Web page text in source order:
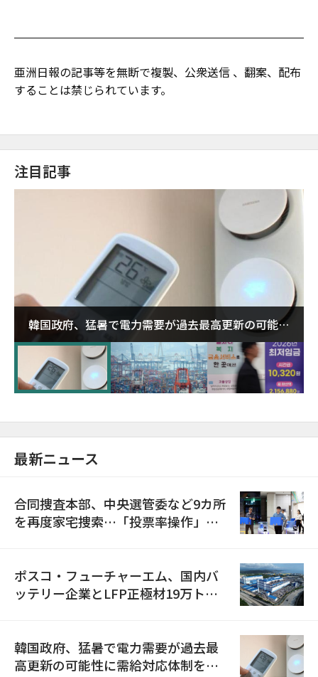
亜洲日報の記事等を無断で複製、公衆送信 、翻案、配布
することは禁じられています。
注目記事
韓国政府、猛暑で電力需要が過去最高更新の可能性
に需給対応体制を点検
最新ニュース
合同捜査本部、中央選管委など9カ所
を再度家宅捜索…「投票率操作」の
ポスコ・フューチャーエム、国内バ
ッテリー企業とLFP正極材19万トン
韓国政府、猛暑で電力需要が過去最
高更新の可能性に需給対応体制を点